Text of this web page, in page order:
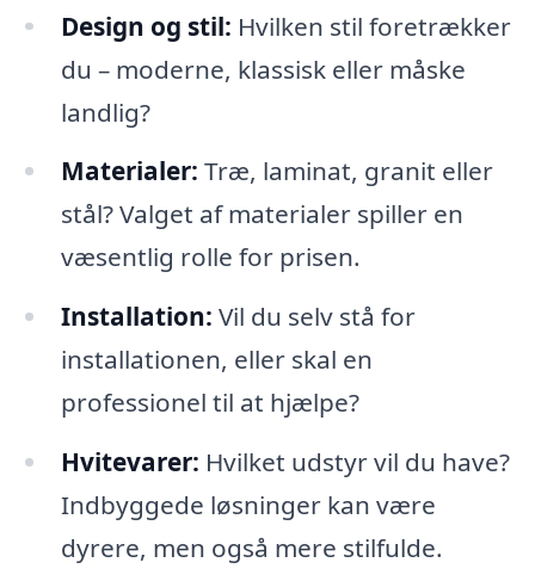
Design og stil: Hvilken stil foretrækker
du – moderne, klassisk eller måske
landlig?
Materialer: Træ, laminat, granit eller
stål? Valget af materialer spiller en
væsentlig rolle for prisen.
Installation: Vil du selv stå for
installationen, eller skal en
professionel til at hjælpe?
Hvitevarer: Hvilket udstyr vil du have?
Indbyggede løsninger kan være
dyrere, men også mere stilfulde.